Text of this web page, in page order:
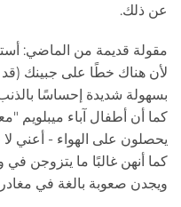
عن ذلك.
مقولة قديمة من الماضي:
لأن هناك خطًا على جبينك (قد
بسهولة شديدة إحساسًا
كما أن أطفال آباء ميبلويم
يحصلون على الهواء - أعني لا
كما أنهن غالبًا ما يتزوجن
ويجدن صعوبة بالغة في